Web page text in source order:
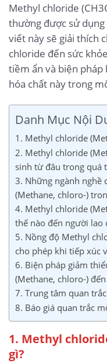
Methyl chloride
thường được sử dụng
viết này sẽ giải thích
chloride đến sức
tiềm ẩn và biện pháp
hóa chất này trong
Danh Mục Nội
1. Methyl chloride
2. Methyl chloride
sinh từ đâu trong quá
3. Những ngành nghề
(Methane, chloro-)
4. Methyl chloride
thế nào đến người lao
5. Nồng độ Methyl
cho phép khi tiếp xúc
6. Biện pháp giảm
(Methane, chloro-)
7. Trung tâm quan
8. Báo giá quan trắc
1. Methyl
gì?